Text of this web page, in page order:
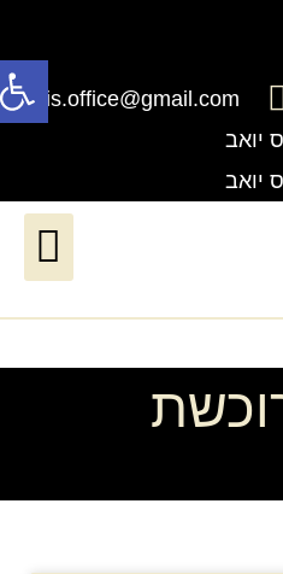
millis.office@gmail.com
יואב
יואב